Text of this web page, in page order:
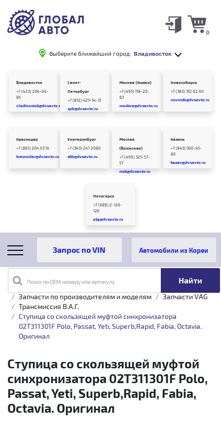
Выберите ближайший город: Владивосток
0
Владивосток
+7 (423) 206-04-
85
vladivostok@dvsavto.ru
Санкт-
Петербург
+7 (812) 425-14-31
spb@dvsavto.ru
Москва (Химки)
+7 (495) 118-20-
83
moskva@dvsavto.ru
Новосибирск
+7 (383) 312 02 60
novosib@dvsavto.ru
Краснодар
+7 (861) 204 03 10
krasnodar@dvsavto.ru
Екатеринбург
+7 (343) 247 2080
ekb@dvsavto.ru
Москва
(Волжская)
+7 (499) 325-57-
57
msk@dvsavto.ru
Казань
+7 (843) 500-45-
80
kazan@dvsavto.ru
Пятигорск
+7 (989) 2-126-
126
ptg@dvsavto.ru
Поиск по OEM номеру или артикулу
Автомобили из Кореи
Главная
Каталог товаров
Запчасти по производителям и моделям
Запчасти VAG
Трансмиссия B.A.Г.
Ступица со скользящей муфтой синхронизатора
02T311301F Polo, Passat, Yeti, Superb,Rapid, Fabia, Octavia.
Оригинал
Ступица со скользящей муфтой
синхронизатора 02T311301F Polo,
Passat, Yeti, Superb,Rapid, Fabia,
Octavia. Оригинал